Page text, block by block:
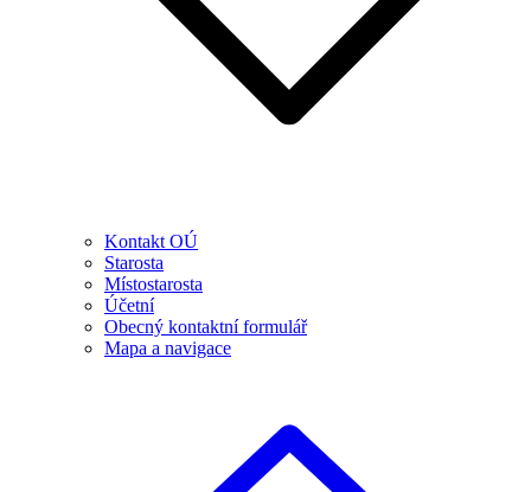
Kontakt OÚ
Starosta
Místostarosta
Účetní
Obecný kontaktní formulář
Mapa a navigace